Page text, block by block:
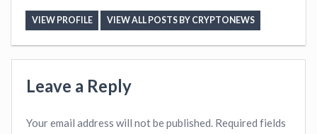
VIEW PROFILE VIEW ALL POSTS BY CRYPTONEWS
Leave a Reply
Your email address will not be published. Required fields